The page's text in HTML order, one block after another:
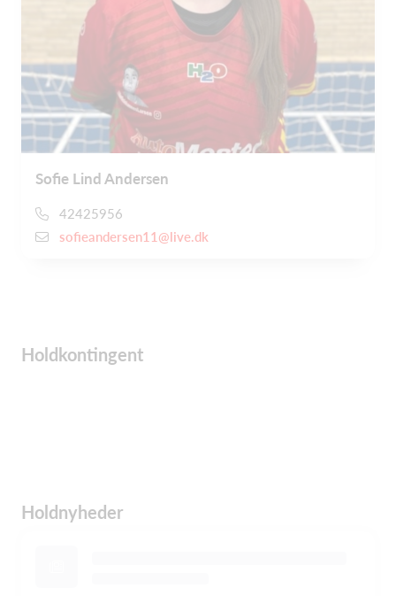
Sofie Lind Andersen
42425956
sofieandersen11@live.dk
Holdkontingent
Holdnyheder